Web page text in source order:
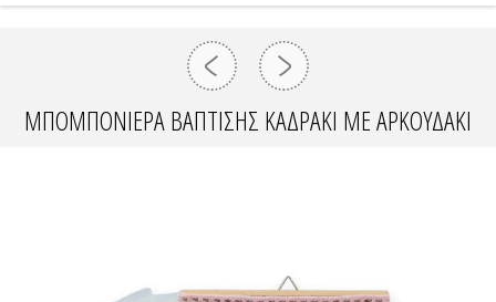
ΜΠΟΜΠΟΝΙΈΡΑ ΒΆΠΤΙΣΗΣ ΚΑΔΡΆΚΙ ΜΕ ΑΡΚΟΥΔΆΚΙ